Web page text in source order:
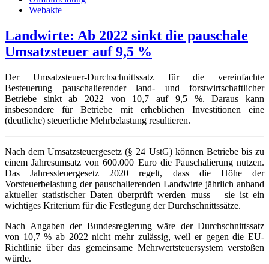
Webakte
Landwirte: Ab 2022 sinkt die pauschale
Umsatzsteuer auf 9,5 %
Der Umsatzsteuer-Durchschnittssatz für die vereinfachte
Besteuerung pauschalierender land- und forstwirtschaftlicher
Betriebe sinkt ab 2022 von 10,7 auf 9,5 %. Daraus kann
insbesondere für Betriebe mit erheblichen Investitionen eine
(deutliche) steuerliche Mehrbelastung resultieren.
Nach dem Umsatzsteuergesetz (§ 24 UstG) können Betriebe bis zu
einem Jahresumsatz von 600.000 Euro die Pauschalierung nutzen.
Das Jahressteuergesetz 2020 regelt, dass die Höhe der
Vorsteuerbelastung der pauschalierenden Landwirte jährlich anhand
aktueller statistischer Daten überprüft werden muss – sie ist ein
wichtiges Kriterium für die Festlegung der Durchschnittssätze.
Nach Angaben der Bundesregierung wäre der Durchschnittssatz
von 10,7 % ab 2022 nicht mehr zulässig, weil er gegen die EU-
Richtlinie über das gemeinsame Mehrwertsteuersystem verstoßen
würde.